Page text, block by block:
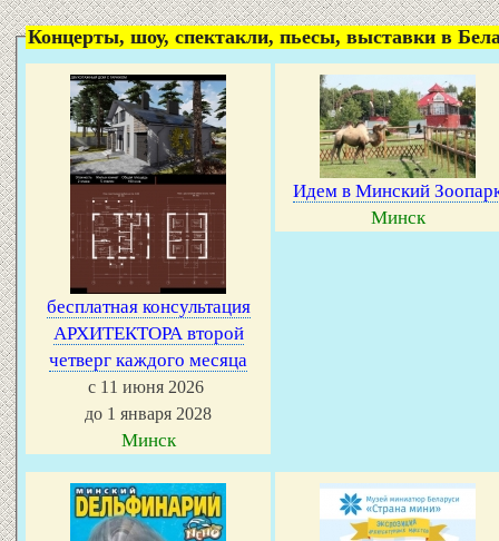
Концерты, шоу, спектакли, пьесы, выставки в
бесплатная консультация
АРХИТЕКТОРА второй
четверг каждого месяца
с 11 июня 2026
до 1 января 2028
Минск
Идем в Минский
Минск